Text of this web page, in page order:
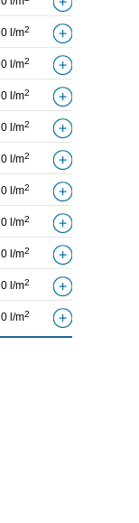
0 l/m2
0 l/m2
0 l/m2
0 l/m2
0 l/m2
0 l/m2
0 l/m2
0 l/m2
0 l/m2
0 l/m2